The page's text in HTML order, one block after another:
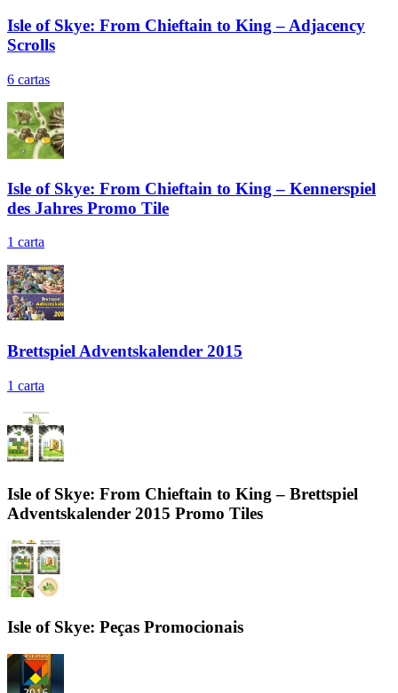
Isle of Skye: From Chieftain to King – Adjacency
Scrolls
6 cartas
Isle of Skye: From Chieftain to King – Kennerspiel
des Jahres Promo Tile
1 carta
Brettspiel Adventskalender 2015
1 carta
Isle of Skye: From Chieftain to King – Brettspiel
Adventskalender 2015 Promo Tiles
Isle of Skye: Peças Promocionais